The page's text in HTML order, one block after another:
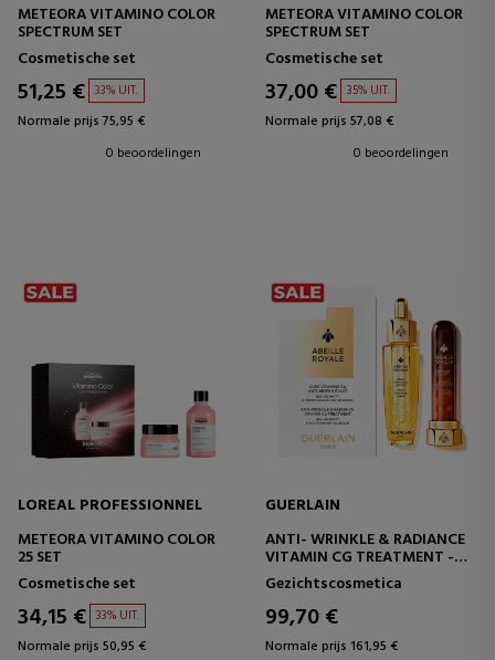
METEORA VITAMINO COLOR
SPECTRUM SET
Cosmetische set
51,25 € 33% UIT.
Normale prijs 75,95 €
0 beoordelingen
METEORA VITAMINO COLOR
SPECTRUM SET
Cosmetische set
37,00 € 35% UIT.
Normale prijs 57,08 €
0 beoordelingen
LOREAL PROFESSIONNEL
METEORA VITAMINO COLOR
25 SET
Cosmetische set
34,15 € 33% UIT.
Normale prijs 50,95 €
GUERLAIN
ANTI- WRINKLE & RADIANCE
VITAMIN CG TREATMENT -
ABEILLE ROYALE SET
Gezichtscosmetica
99,70 €
Normale prijs 161,95 €